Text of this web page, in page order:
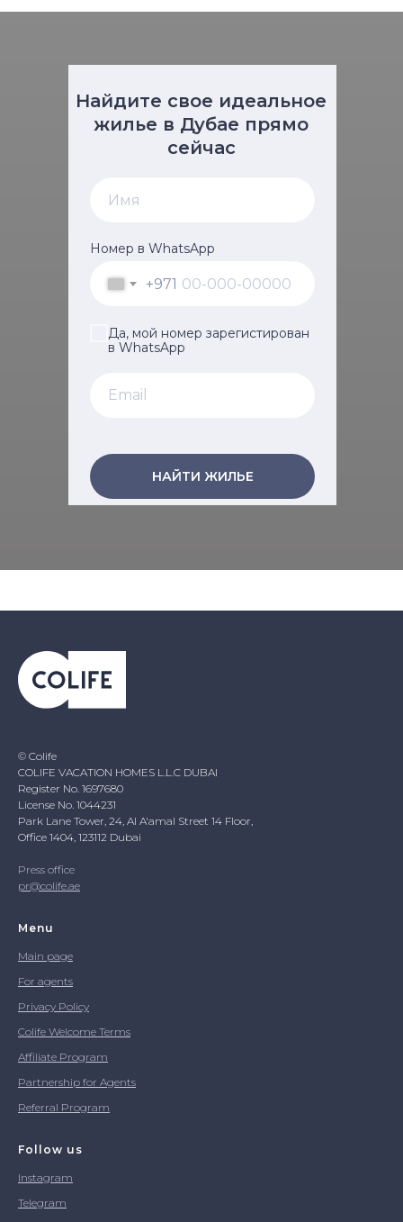
Найдите свое идеальное
жилье в Дубае прямо
сейчас
Номер в WhatsApp
+971
Да, мой номер зарегистирован
в WhatsApp
НАЙТИ ЖИЛЬЕ
© Colife
COLIFE VACATION HOMES L.L.C DUBAI
Register No. 1697680
License No. 1044231
Park Lane Tower, 24, Al A'amal Street 14 Floor,
Office 1404, 123112 Dubai
Press office
pr@colife.ae
Menu
Main page
For agents
Privacy Policy
Colife Welcome Terms
Affiliate Program
Partnership for Agents
Referral Program
Follow us
Instagram
Telegram